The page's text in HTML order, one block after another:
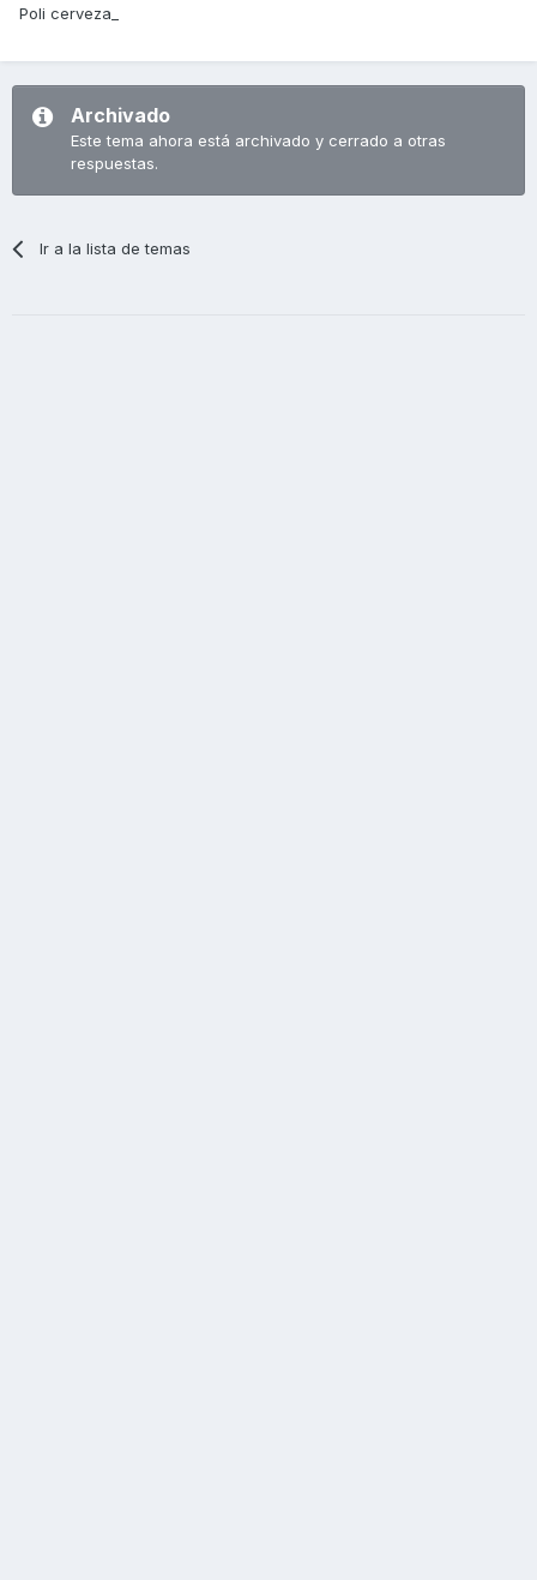
Poli cerveza_
Archivado
Este tema ahora está archivado y cerrado a otras
respuestas.
Ir a la lista de temas